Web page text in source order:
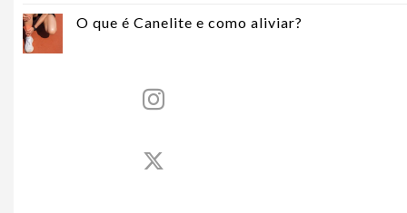
O que é Canelite e como aliviar?